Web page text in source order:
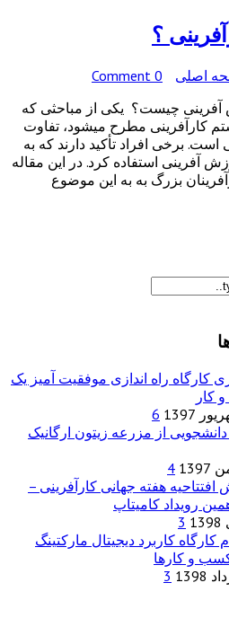
؟
اصلی
0 Comment
آفرینی چیست؟ یکی از مباحثی که
کارآفرینی مطرح میشود، تفاوت
برخی افراد تأکید دارند که به
آفرینی استفاده کرد. در این مقاله
بزرگ به به این موضوع
کارگاه راه اندازی موفقیت آمیز یک
کار
6
دانشجویی از مزرعه زیتون ارگانیک
4
هفته جهانی کارآفرینی –
رویداد کامیتاپ
3
کارگاه کاربرد دیجیتال مارکتینگ
و کارها
3